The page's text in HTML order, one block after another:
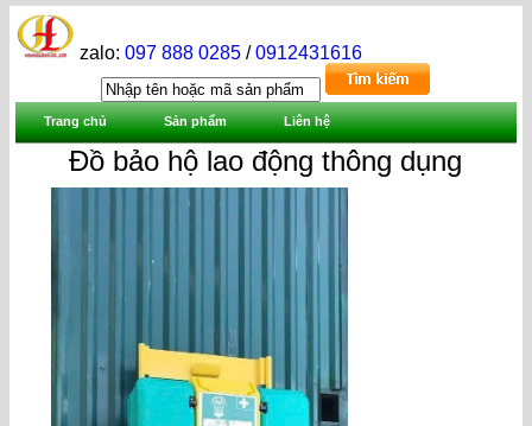
zalo:097 888 0285 /0912431616
Trang chủ Sản phẩm Liên hệ
Đồ bảo hộ lao động thông dụng